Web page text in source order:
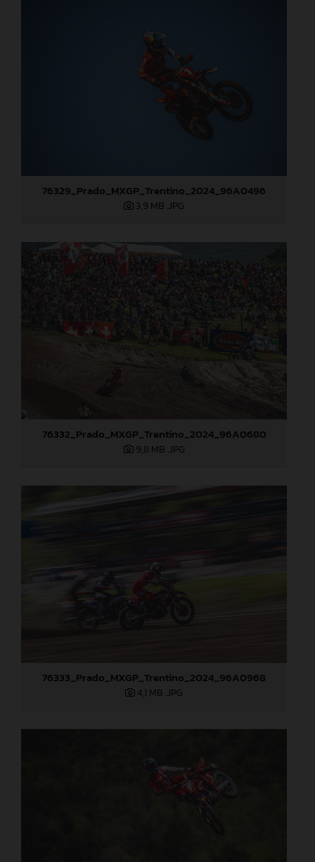
76329_Prado_MXGP_Trentino_2024_96A0496
3,9 MB .JPG
76332_Prado_MXGP_Trentino_2024_96A0680
9,8 MB .JPG
76333_Prado_MXGP_Trentino_2024_96A0968
4,1 MB .JPG